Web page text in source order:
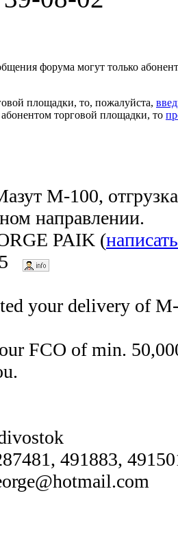
форума могут только
площадки, то, пожалуйста,
торговой площадки, то
М-100,
направлении.
PAIK (
your delivery of
FCO of min.
491883,